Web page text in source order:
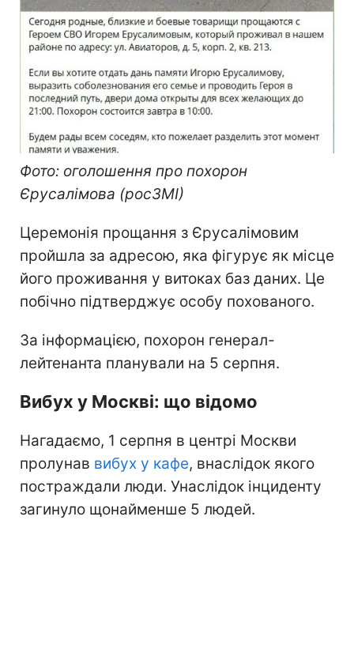
Фото: оголошення про похорон
Єрусалімова (росЗМІ)
Церемонія прощання з Єрусалімовим
пройшла за адресою, яка фігурує як місце
його проживання у витоках баз даних. Це
побічно підтверджує особу похованого.
За інформацією, похорон генерал-
лейтенанта планували на 5 серпня.
Вибух у Москві: що відомо
Нагадаємо, 1 серпня в центрі Москви
пролунав вибух у кафе, внаслідок якого
постраждали люди. Унаслідок інциденту
загинуло щонайменше 5 людей.